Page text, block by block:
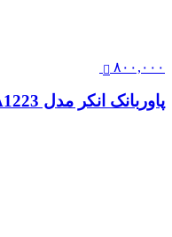
۸۰۰,۰۰۰
پاوربانک انکر مدل PowerCore Select A1223